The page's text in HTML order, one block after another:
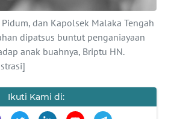
dan Kapolsek Malaka Tengah
dipatsus buntut penganiayaan
anak buahnya, Briptu HN.
Ikuti Kami di: